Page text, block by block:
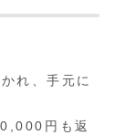
れ、手元に
円も返